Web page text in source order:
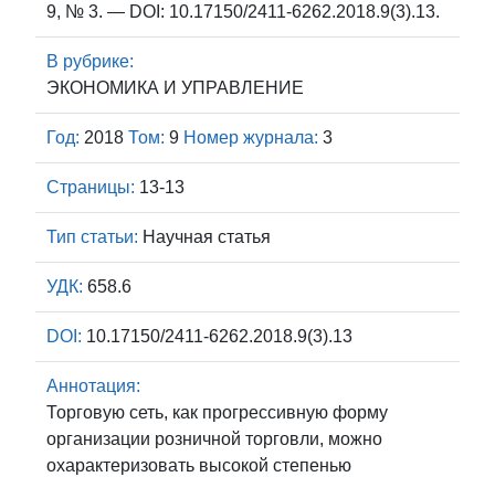
9, № 3. — DOI: 10.17150/2411-6262.2018.9(3).13.
В рубрике:
ЭКОНОМИКА И УПРАВЛЕНИЕ
Год: 2018 Том: 9 Номер журнала: 3
Страницы: 13-13
Тип статьи: Научная статья
УДК: 658.6
DOI: 10.17150/2411-6262.2018.9(3).13
Аннотация:
Торговую сеть, как прогрессивную форму
организации розничной торговли, можно
охарактеризовать высокой степенью